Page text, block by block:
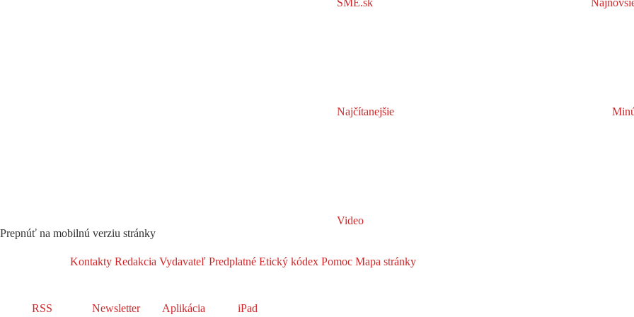
SME.sk
Najčítanejšie
Video
Prepnúť na mobilnú verziu stránky
Kontakty Redakcia Vydavateľ Predplatné Etický kódex Pomoc Mapa stránky
RSS Newsletter Aplikácia iPad